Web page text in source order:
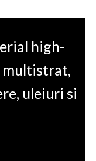
high-
multistrat,
uleiuri si